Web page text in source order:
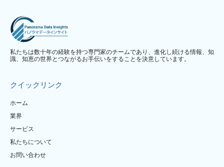
私たちは数十年の経験を持つ専門家のチームであり、進化し続ける情報、知
識、知恵の世界とつながるお手伝いをすることを決意しています。
クイックリンク
ホーム
業界
サービス
私たちについて
お問い合わせ